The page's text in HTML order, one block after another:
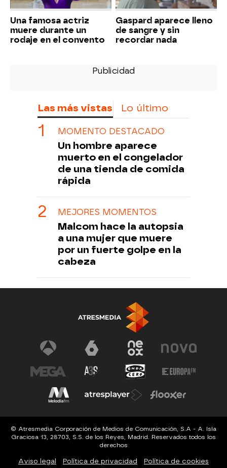
Una famosa actriz
muere durante un
rodaje en el convento
Gaspard aparece lleno
de sangre y sin
recordar nada
Las más vistas Lo último
MOMENTO DESTACADO
Un hombre aparece
muerto en el congelador
de una tienda de comida
rápida
MEJORES MOMENTOS
Malcom hace la autopsia
a una mujer que muere
por un fuerte golpe en la
cabeza
© Atresmedia Corporación de Medios de Comunicación, S.A - A. Isla
Graciosa 13, 28703, S.S. de los Reyes, Madrid. Reservados todos los
derechos
Aviso legal Política de privacidad Política de cookies